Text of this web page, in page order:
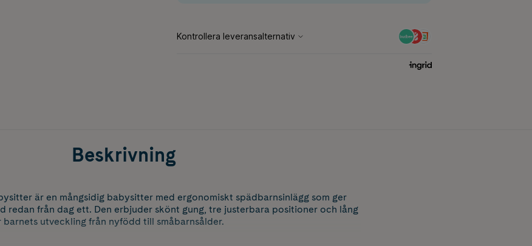
Beskrivning
är en mångsidig babysitter med ergonomiskt spädbarnsinlägg som ger
redan från dag ett. Den erbjuder skönt gung, tre justerbara positioner och lång
barnets utveckling från nyfödd till småbarnsålder.